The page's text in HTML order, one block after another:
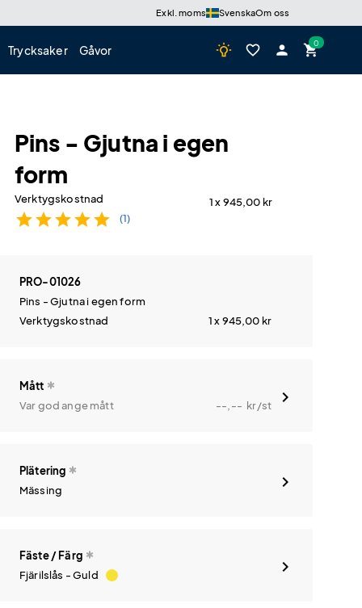
Exkl. moms SvenskaOm oss
Trycksaker Gåvor wb_incandescent favorite_border person shopping_cart
Pins - Gjutna i egen
form
Verktygskostnad 1 x 945,00 kr
starstarstarstarstar (1)
PRO-01026
Pins - Gjutna i egen form
Verktygskostnad
1 x 945,00 kr
Mått
Var god ange mått
--,-- kr/st
Plätering
Mässing
Fäste / Färg
Fjärilslås - Guld